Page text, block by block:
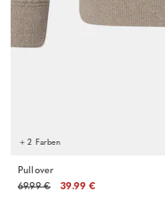
+ 2 Farben
Pullover
69.99 €
39.99 €